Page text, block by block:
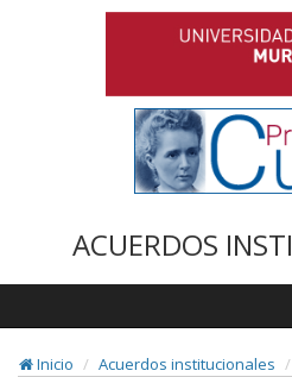
ACUERDOS
Inicio
Acuerdos institucionales